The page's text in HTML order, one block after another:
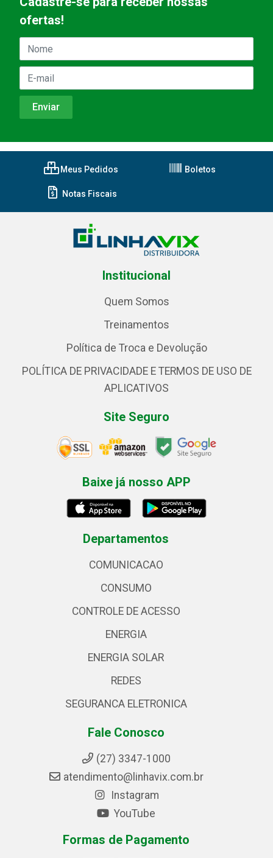
ofertas!
Meus Pedidos Boletos
Notas Fiscais
Institucional
Quem Somos
Treinamentos
Política de Troca e Devolução
POLÍTICA DE PRIVACIDADE E TERMOS DE USO DE
APLICATIVOS
Site Seguro
Baixe já nosso APP
Departamentos
COMUNICACAO
CONSUMO
CONTROLE DE ACESSO
ENERGIA
ENERGIA SOLAR
REDES
SEGURANCA ELETRONICA
Fale Conosco
(27) 3347-1000
atendimento@linhavix.com.br
Instagram
YouTube
Formas de Pagamento